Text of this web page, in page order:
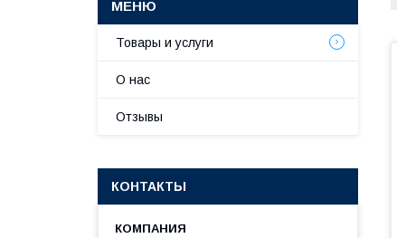
Товары и услуги
О нас
Отзывы
КОНТАКТЫ